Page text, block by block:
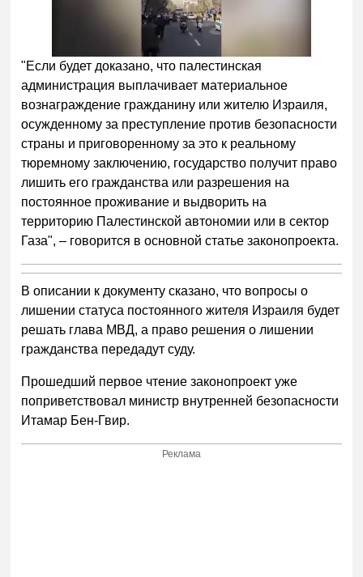
"Если будет доказано, что палестинская
администрация выплачивает материальное
вознаграждение гражданину или жителю Израиля,
осужденному за преступление против безопасности
страны и приговоренному за это к реальному
тюремному заключению, государство получит право
лишить его гражданства или разрешения на
постоянное проживание и выдворить на
территорию Палестинской автономии или в сектор
Газа", – говорится в основной статье законопроекта.
В описании к документу сказано, что вопросы о
лишении статуса постоянного жителя Израиля будет
решать глава МВД, а право решения о лишении
гражданства передадут суду.
Прошедший первое чтение законопроект уже
поприветствовал министр внутренней безопасности
Итамар Бен-Гвир.
Реклама